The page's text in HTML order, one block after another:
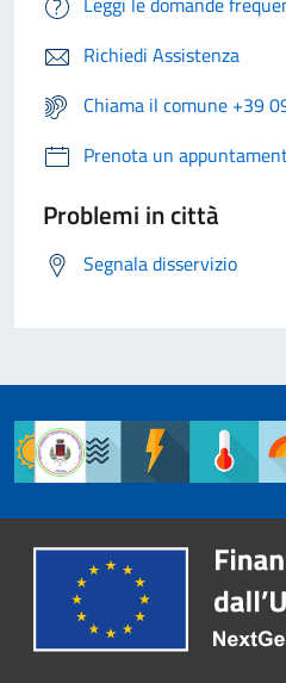
Richiedi Assistenza
Chiama il comune +39
Prenota un
Problemi in città
Segnala disservizio